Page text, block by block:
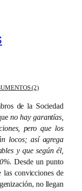
(2)
de la Sociedad
no hay garantías,
pero que los
locos; así agrega
y que según él,
Desde un punto
las convicciones de
no llegan